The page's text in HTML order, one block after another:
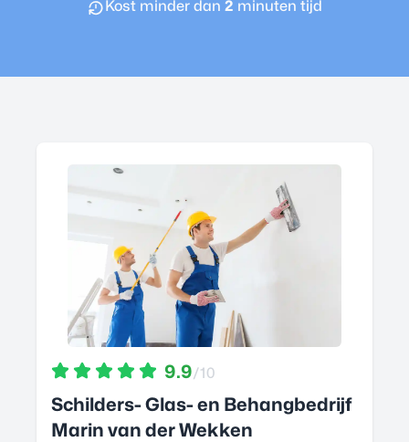
Kost minder dan 2 minuten tijd
9.9/10
Schilders- Glas- en Behangbedrijf
Marin van der Wekken